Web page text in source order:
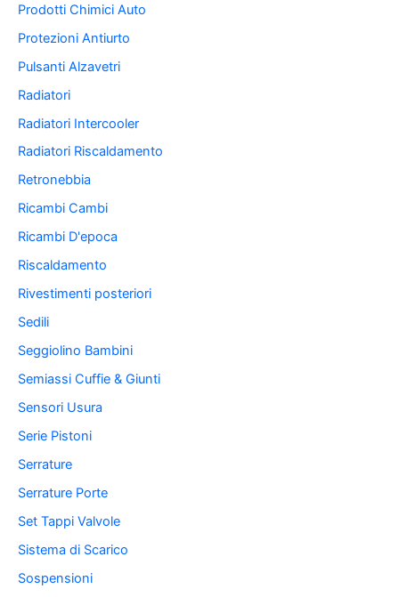
Prodotti Chimici Auto
Protezioni Antiurto
Pulsanti Alzavetri
Radiatori
Radiatori Intercooler
Radiatori Riscaldamento
Retronebbia
Ricambi Cambi
Ricambi D'epoca
Riscaldamento
Rivestimenti posteriori
Sedili
Seggiolino Bambini
Semiassi Cuffie & Giunti
Sensori Usura
Serie Pistoni
Serrature
Serrature Porte
Set Tappi Valvole
Sistema di Scarico
Sospensioni